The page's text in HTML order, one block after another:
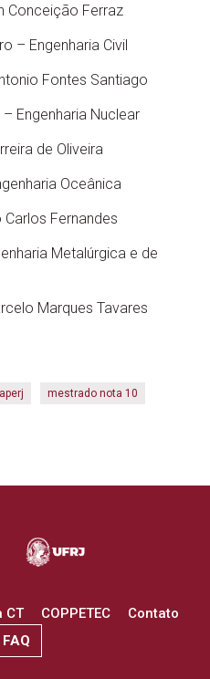
Conceição Ferraz
– Engenharia Civil
Fontes Santiago
Engenharia Nuclear
de Oliveira
Oceânica
Fernandes
Metalúrgica e de
Marques Tavares
mestrado nota 10
CT COPPETEC
Contato
FAQ